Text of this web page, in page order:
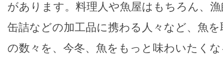
があります。料理人や魚屋はもちろん、
缶詰などの加工品に携わる人々など、魚を
の数々を、今冬、魚をもっと味わいたく